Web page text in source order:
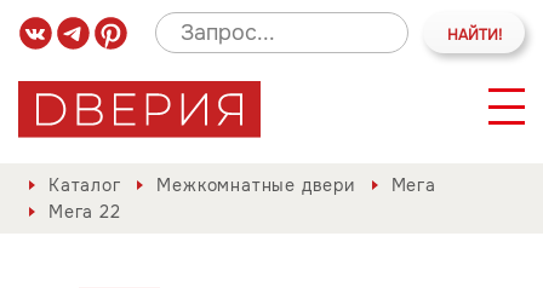
Каталог Межкомнатные двери
Мега
Мега 22